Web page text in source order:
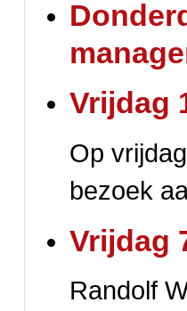
Vrijdag
Op
bezoek
Vrijdag
Randolf